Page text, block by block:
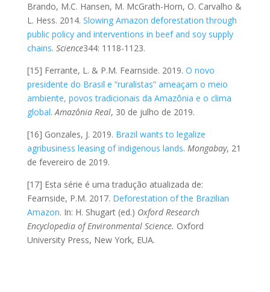
Brando, M.C. Hansen, M. McGrath-Horn, O. Carvalho &
L. Hess. 2014. Slowing Amazon deforestation through
public policy and interventions in beef and soy supply
chains. Science344: 1118-1123.
[15] Ferrante, L. & P.M. Fearnside. 2019. O novo
presidente do Brasil e “ruralistas” ameaçam o meio
ambiente, povos tradicionais da Amazônia e o clima
global.Amazônia Real, 30 de julho de 2019.
[16] Gonzales, J. 2019. Brazil wants to legalize
agribusiness leasing of indigenous lands. Mongabay, 21
de fevereiro de 2019.
[17] Esta série é uma tradução atualizada de:
Fearnside, P.M. 2017. Deforestation of the Brazilian
Amazon. In: H. Shugart (ed.) Oxford Research
Encyclopedia of Environmental Science. Oxford
University Press, New York, EUA.